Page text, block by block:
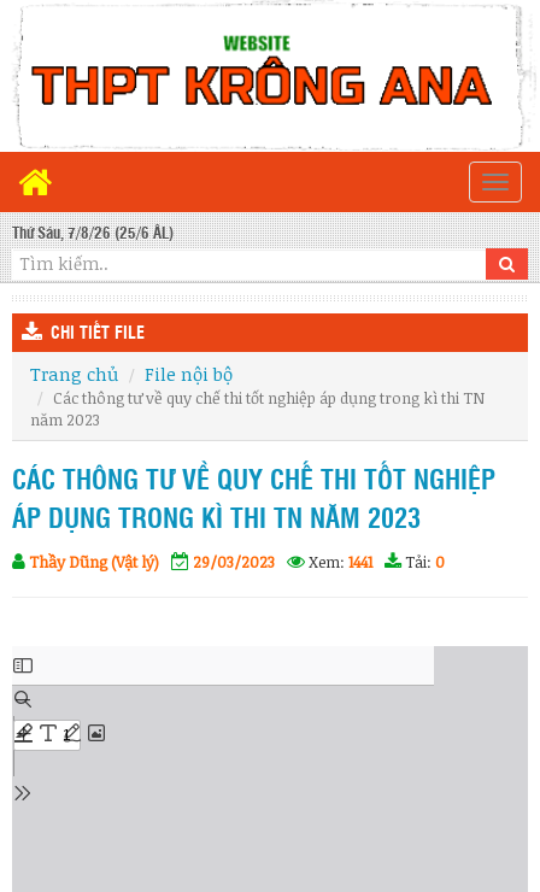
Thứ Sáu, 7/8/26 (25/6 ÂL)
CHI TIẾT FILE
Trang chủ File nội bộ
Các thông tư về quy chế thi tốt nghiệp áp dụng trong kì thi TN
năm 2023
CÁC THÔNG TƯ VỀ QUY CHẾ THI TỐT NGHIỆP
ÁP DỤNG TRONG KÌ THI TN NĂM 2023
Thầy Dũng (Vật lý) 29/03/2023 Xem: 1441 Tải: 0